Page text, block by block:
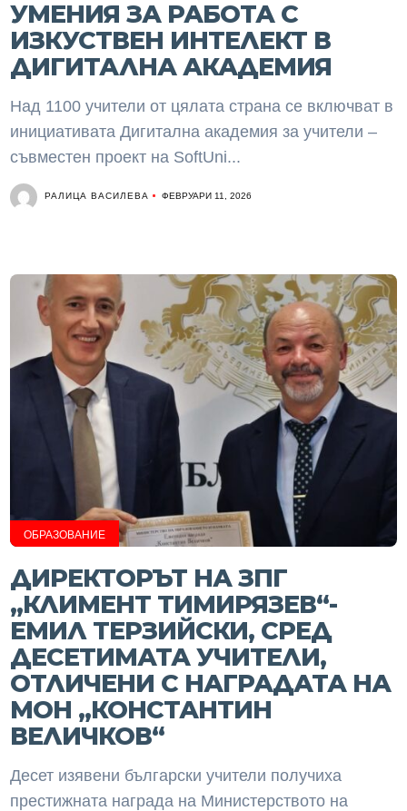
УМЕНИЯ ЗА РАБОТА С
ИЗКУСТВЕН ИНТЕЛЕКТ В
ДИГИТАЛНА АКАДЕМИЯ
Над 1100 учители от цялата страна се включват в
инициативата Дигитална академия за учители –
съвместен проект на SoftUni...
РАЛИЦА ВАСИЛЕВА ФЕВРУАРИ 11, 2026
ОБРАЗОВАНИЕ
ДИРЕКТОРЪТ НА ЗПГ
„КЛИМЕНТ ТИМИРЯЗЕВ“-
ЕМИЛ ТЕРЗИЙСКИ, СРЕД
ДЕСЕТИМАТА УЧИТЕЛИ,
ОТЛИЧЕНИ С НАГРАДАТА НА
МОН „КОНСТАНТИН
ВЕЛИЧКОВ“
Десет изявени български учители получиха
престижната награда на Министерството на